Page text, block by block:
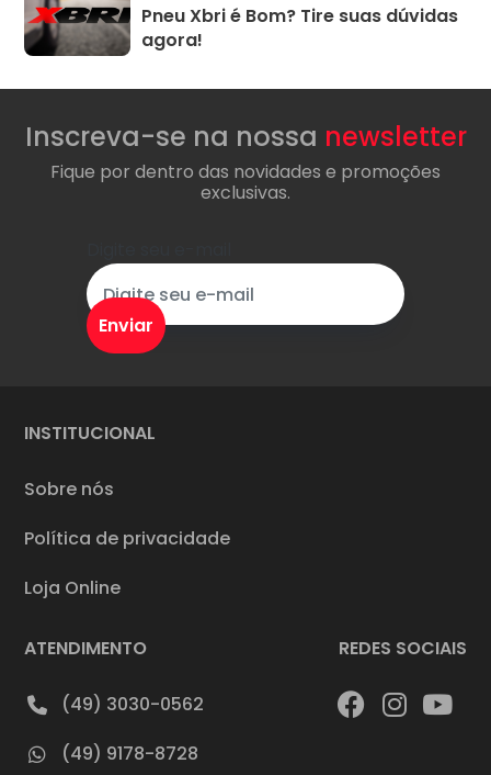
Pneu Xbri é Bom? Tire suas dúvidas
agora!
Inscreva-se na nossa newsletter
Fique por dentro das novidades e promoções
exclusivas.
INSTITUCIONAL
Sobre nós
Política de privacidade
Loja Online
ATENDIMENTO
(49) 3030-0562
(49) 9178-8728
REDES SOCIAIS